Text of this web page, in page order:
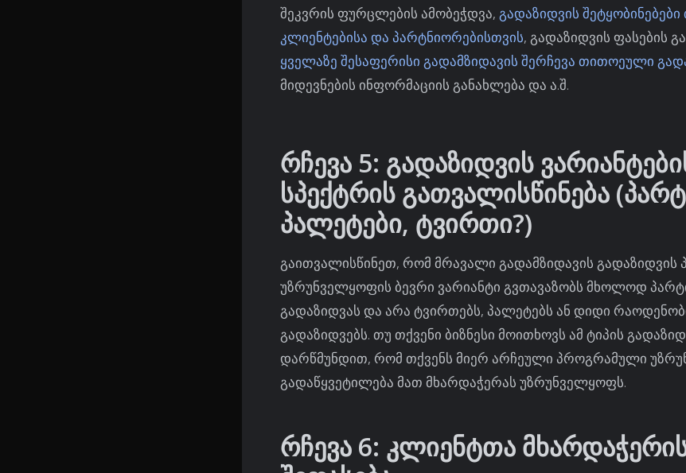
შეკვრის ფურცლების ამობეჭდვა, გადაზიდვის შეტყობინებები
კლიენტებისა და პარტნიორებისთვის, გადაზიდვის ფასების
ყველაზე შესაფერისი გადამზიდავის შერჩევა თითოეული
მიდევნების ინფორმაციის განახლება და ა.შ.
რჩევა 5: გადაზიდვის
სპექტრის გათვალისწინება
პალეტები, ტვირთი?)
გაითვალისწინეთ, რომ მრავალი გადამზიდავის
უზრუნველყოფის ბევრი ვარიანტი გვთავაზობს მხოლოდ
გადაზიდვას და არა ტვირთებს, პალეტებს ან დიდი
გადაზიდვებს. თუ თქვენი ბიზნესი მოითხოვს ამ ტიპის
დარწმუნდით, რომ თქვენს მიერ არჩეული პროგრამული
გადაწყვეტილება მათ მხარდაჭერას უზრუნველყოფს.
რჩევა 6: კლიენტთა